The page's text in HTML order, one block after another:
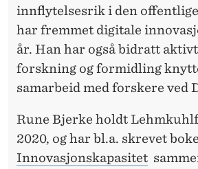
innflytelsesrik i den
har fremmet digitale
år. Han har også bidratt aktivt
forskning og formidling
samarbeid med forskere ved
Rune Bjerke holdt
2020, og har bl.a. skrevet
Innovasjonskapasitet